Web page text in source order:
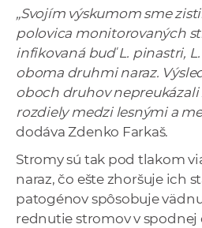
„Svojím výskumom sme
polovica monitorovaných
infikovaná buď L. pinastri,
oboma druhmi naraz.
oboch druhov
rozdiely medzi lesnými a
dodáva Zdenko Farkaš.
Stromy sú tak pod tlakom
naraz, čo ešte zhoršuje ich
patogénov spôsobuje
rednutie stromov v spodnej